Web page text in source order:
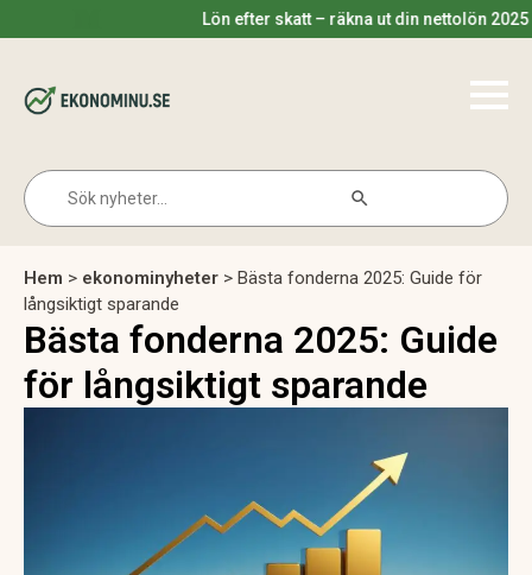
Lön efter skatt – räkna ut din nettolön 2025
for:
Hem > ekonominyheter > Bästa fonderna 2025: Guide för
långsiktigt sparande
Bästa fonderna 2025: Guide
för långsiktigt sparande